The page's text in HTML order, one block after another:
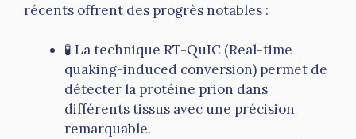
récents offrent des progrès notables :
🧪 La technique RT-QuIC (Real-time
quaking-induced conversion) permet de
détecter la protéine prion dans
différents tissus avec une précision
remarquable.